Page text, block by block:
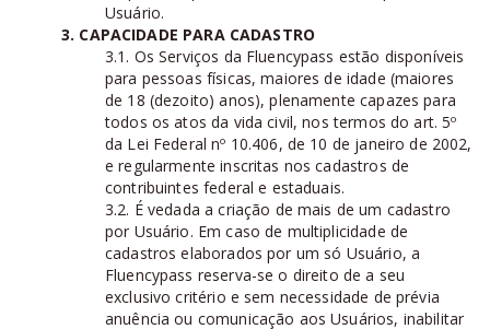
Usuário.
3. CAPACIDADE PARA CADASTRO
3.1. Os Serviços da Fluencypass estão disponíveis
para pessoas físicas, maiores de idade (maiores
de 18 (dezoito) anos), plenamente capazes para
todos os atos da vida civil, nos termos do art. 5º
da Lei Federal nº 10.406, de 10 de janeiro de 2002,
e regularmente inscritas nos cadastros de
contribuintes federal e estaduais.
3.2. É vedada a criação de mais de um cadastro
por Usuário. Em caso de multiplicidade de
cadastros elaborados por um só Usuário, a
Fluencypass reserva-se o direito de a seu
exclusivo critério e sem necessidade de prévia
anuência ou comunicação aos Usuários, inabilitar